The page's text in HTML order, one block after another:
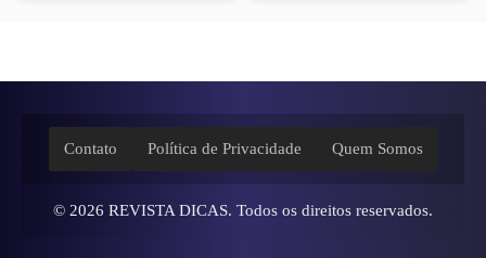
Contato Política de Privacidade Quem Somos
© 2026 REVISTA DICAS. Todos os direitos reservados.